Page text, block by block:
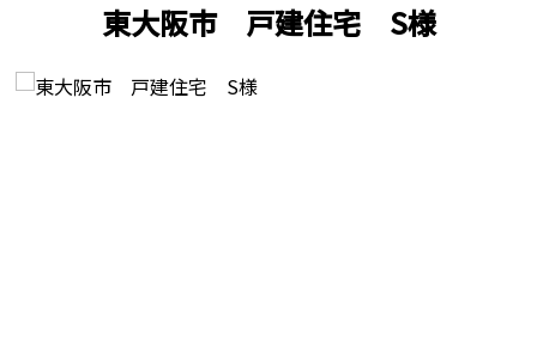
東大阪市 戸建住宅 S様